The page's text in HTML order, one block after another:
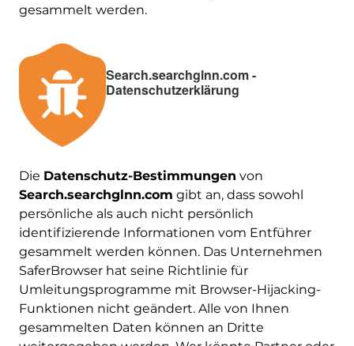
gesammelt werden.
Search.searchglnn.com -
Datenschutzerklärung
Die Datenschutz-Bestimmungen von
Search.searchglnn.com gibt an, dass sowohl
persönliche als auch nicht persönlich
identifizierende Informationen vom Entführer
gesammelt werden können. Das Unternehmen
SaferBrowser hat seine Richtlinie für
Umleitungsprogramme mit Browser-Hijacking-
Funktionen nicht geändert. Alle von Ihnen
gesammelten Daten können an Dritte